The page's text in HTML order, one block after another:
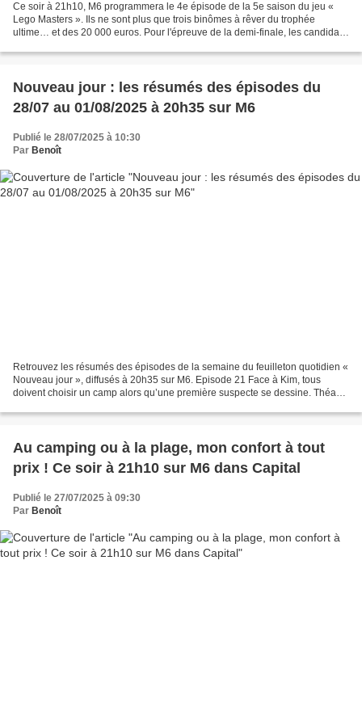
Ce soir à 21h10, M6 programmera le 4e épisode de la 5e saison du jeu «
Lego Masters ». Ils ne sont plus que trois binômes à rêver du trophée
ultime… et des 20 000 euros. Pour l'épreuve de la demi-finale, les candidats
Nouveau jour : les résumés des épisodes du
28/07 au 01/08/2025 à 20h35 sur M6
Publié le 28/07/2025 à 10:30
Par Benoît
Retrouvez les résumés des épisodes de la semaine du feuilleton quotidien «
Nouveau jour », diffusés à 20h35 sur M6. Episode 21 Face à Kim, tous
doivent choisir un camp alors qu’une première suspecte se dessine. Théa
Au camping ou à la plage, mon confort à tout
prix ! Ce soir à 21h10 sur M6 dans Capital
Publié le 27/07/2025 à 09:30
Par Benoît